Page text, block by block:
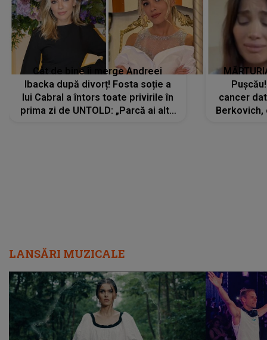
Cât de bine îi merge Andreei
Ibacka după divorț! Fosta soție a
lui Cabral a întors toate privirile în
prima zi de UNTOLD: „Parcă ai altă
cancer
Berkovich,
LANSĂRI MUZICALE